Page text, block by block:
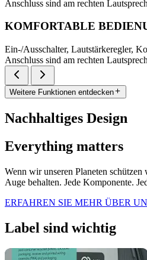
Anschluss sind am rechten
KOMFORTABLE
Ein-/Ausschalter, Lautstärkeregler,
Anschluss sind am rechten
Weitere Funktionen entdecken
Nachhaltiges Design
Everything matters
Wenn wir unseren Planeten
Auge behalten. Jede Komponente.
ERFAHREN SIE MEHR ÜBER
Label sind wichtig